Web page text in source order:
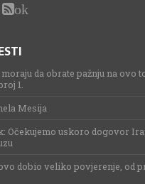
ok
da obrate pažnju na ovo
1.
Mesija
Očekujemo uskoro dogovor
dobio veliko povjerenje, od